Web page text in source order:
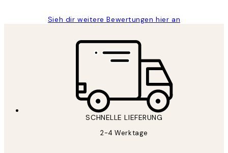
Sieh dir weitere Bewertungen hier an
SCHNELLE LIEFERUNG
2-4 Werktage